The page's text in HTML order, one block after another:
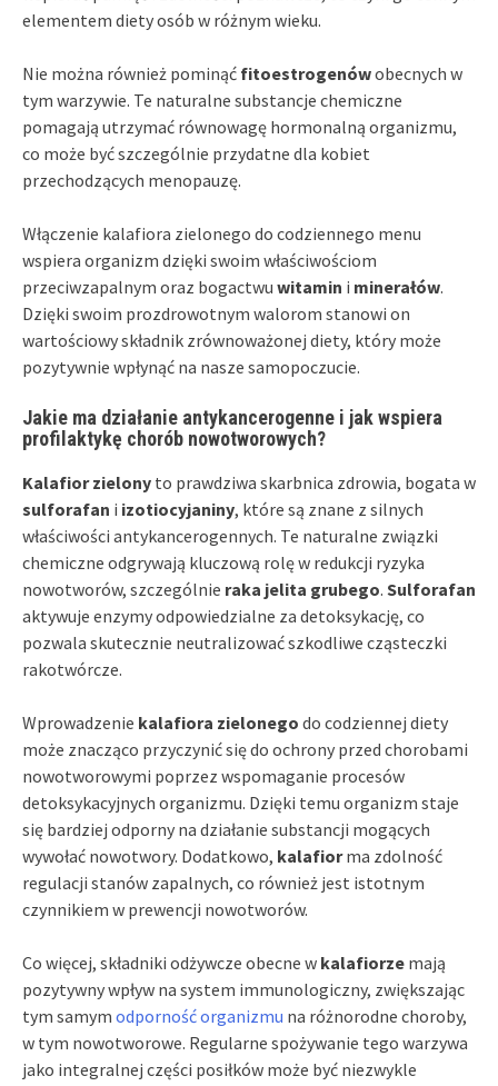
elementem diety osób w różnym wieku.
Nie można również pominąć fitoestrogenówobecnych w
tym warzywie. Te naturalne substancje chemiczne
pomagają utrzymać równowagę hormonalną organizmu,
co może być szczególnie przydatne dla kobiet
przechodzących menopauzę.
Włączenie kalafiora zielonego do codziennego menu
wspiera organizm dzięki swoim właściwościom
przeciwzapalnym oraz bogactwu witamin i minerałów.
Dzięki swoim prozdrowotnym walorom stanowi on
wartościowy składnik zrównoważonej diety, który może
pozytywnie wpłynąć na nasze samopoczucie.
Jakie ma działanie antykancerogenne i jak wspiera
profilaktykę chorób nowotworowych?
Kalafior zielony to prawdziwa skarbnica zdrowia, bogata w
sulforafan i izotiocyjaniny, które są znane z silnych
właściwości antykancerogennych. Te naturalne związki
chemiczne odgrywają kluczową rolę w redukcji ryzyka
nowotworów, szczególnie raka jelita grubego. Sulforafan
aktywuje enzymy odpowiedzialne za detoksykację, co
pozwala skutecznie neutralizować szkodliwe cząsteczki
rakotwórcze.
Wprowadzenie kalafiora zielonego do codziennej diety
może znacząco przyczynić się do ochrony przed chorobami
nowotworowymi poprzez wspomaganie procesów
detoksykacyjnych organizmu. Dzięki temu organizm staje
się bardziej odporny na działanie substancji mogących
wywołać nowotwory. Dodatkowo, kalafiorma zdolność
regulacji stanów zapalnych, co również jest istotnym
czynnikiem w prewencji nowotworów.
Co więcej, składniki odżywcze obecne w kalafiorze mają
pozytywny wpływ na system immunologiczny, zwiększając
tym samym odporność organizmu na różnorodne choroby,
w tym nowotworowe. Regularne spożywanie tego warzywa
jako integralnej części posiłków może być niezwykle